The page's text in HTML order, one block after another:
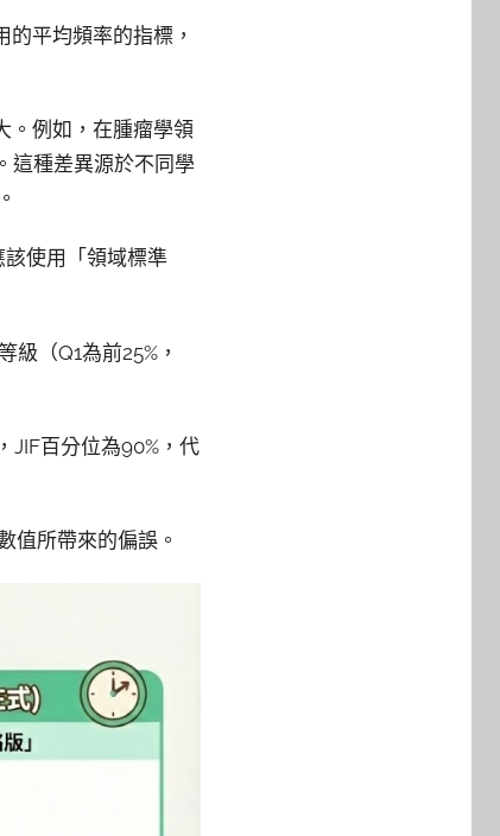
平均頻率的指標，
。例如，在腫瘤學領
這種差異源於不同學
使用「領域標準
（Q1為前25%，
JIF百分位為90%，代
值所帶來的偏誤。